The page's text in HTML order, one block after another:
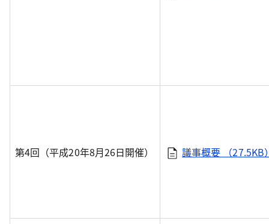
第4回（平成20年8月26日開催） 議事概要 （27.5KB